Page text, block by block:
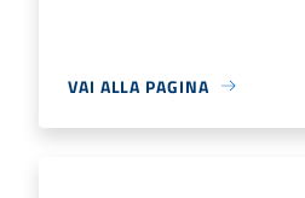
VAI ALLA PAGINA